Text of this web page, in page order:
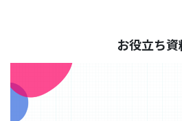
お役立ち資